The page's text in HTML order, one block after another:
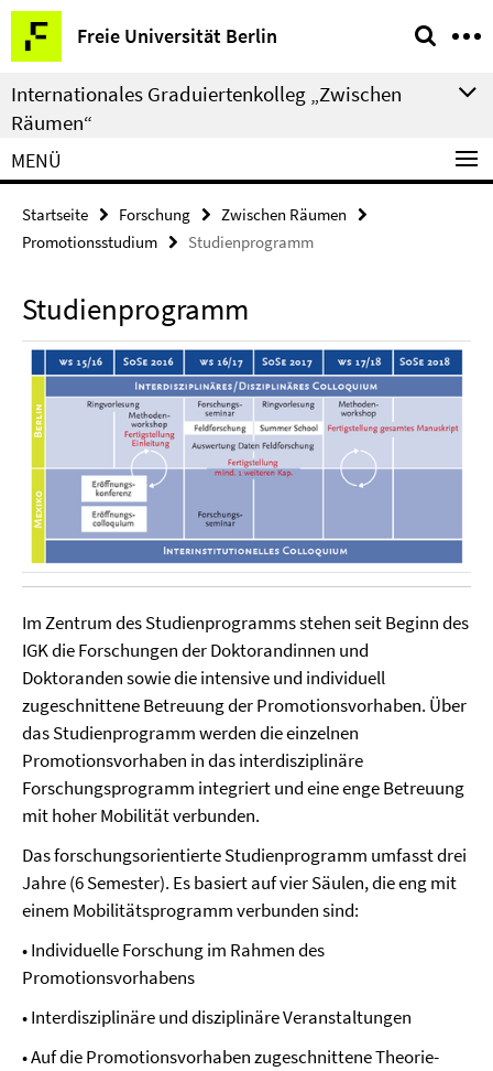
Springe
direkt
zu
Inhalt
Freie Universität Berlin
Service-
Navigation
Internationales Graduiertenkolleg „Zwischen
Räumen“
MENÜ
Startseite Forschung
Zwischen Räumen
Promotionsstudium
Studienprogramm
Studienprogramm
Im Zentrum des Studienprogramms stehen seit Beginn des
IGK die Forschungen der Doktorandinnen und
Doktoranden sowie die intensive und individuell
zugeschnittene Betreuung der Promotionsvorhaben. Über
das Studienprogramm werden die einzelnen
Promotionsvorhaben in das interdisziplinäre
Forschungsprogramm integriert und eine enge Betreuung
mit hoher Mobilität verbunden.
Das forschungsorientierte Studienprogramm umfasst drei
Jahre (6 Semester). Es basiert auf vier Säulen, die eng mit
einem Mobilitätsprogramm verbunden sind:
•Individuelle Forschung im Rahmen des
Promotionsvorhabens
•Interdisziplinäre und disziplinäre Veranstaltungen
•Auf die Promotionsvorhaben zugeschnittene Theorie-